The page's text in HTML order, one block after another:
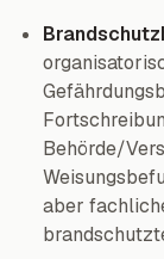
Behörde/
aber